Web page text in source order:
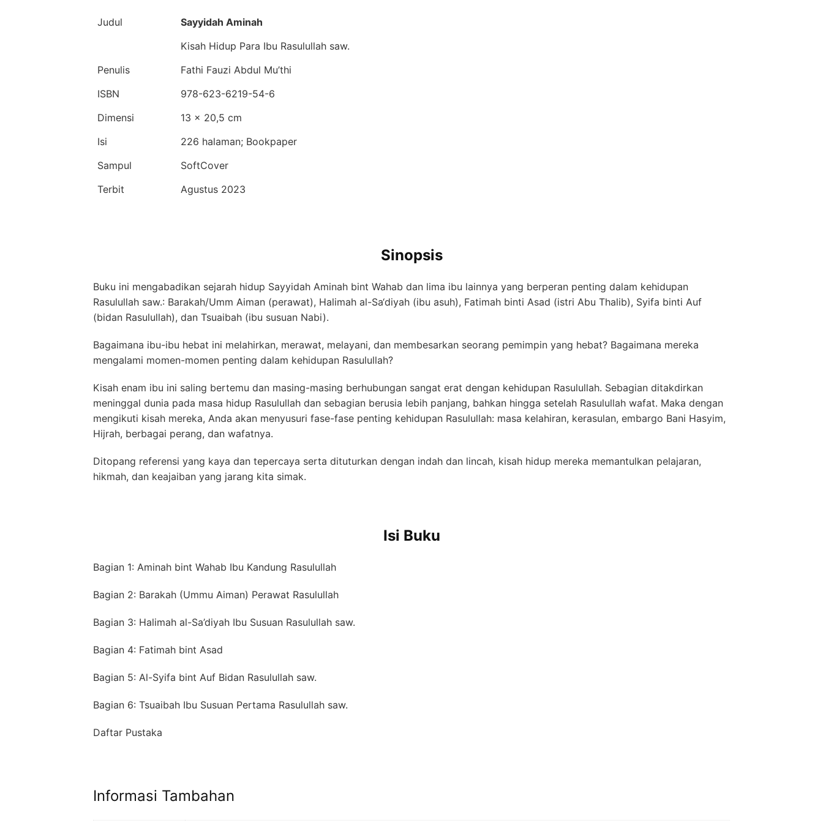
Judul
Sayyidah Aminah
Kisah Hidup Para Ibu Rasulullah saw.
Penulis
Fathi Fauzi Abdul Mu’thi
ISBN
978-623-6219-54-6
Dimensi
13 × 20,5 cm
Isi
226 halaman; Bookpaper
Sampul
SoftCover
Terbit
Agustus 2023
Sinopsis
Buku ini mengabadikan sejarah hidup Sayyidah Aminah bint Wahab dan lima ibu lainnya yang berperan penting dalam kehidupan
Rasulullah saw.: Barakah/Umm Aiman (perawat), Halimah al-Sa‘diyah (ibu asuh), Fatimah binti Asad (istri Abu Thalib), Syifa binti Auf
(bidan Rasulullah), dan Tsuaibah (ibu susuan Nabi).
Bagaimana ibu-ibu hebat ini melahirkan, merawat, melayani, dan membesarkan seorang pemimpin yang hebat? Bagaimana mereka
mengalami momen-momen penting dalam kehidupan Rasulullah?
Kisah enam ibu ini saling bertemu dan masing-masing berhubungan sangat erat dengan kehidupan Rasulullah. Sebagian ditakdirkan
meninggal dunia pada masa hidup Rasulullah dan sebagian berusia lebih panjang, bahkan hingga setelah Rasulullah wafat. Maka dengan
mengikuti kisah mereka, Anda akan menyusuri fase-fase penting kehidupan Rasulullah: masa kelahiran, kerasulan, embargo Bani Hasyim,
Hijrah, berbagai perang, dan wafatnya.
Ditopang referensi yang kaya dan tepercaya serta dituturkan dengan indah dan lincah, kisah hidup mereka memantulkan pelajaran,
hikmah, dan keajaiban yang jarang kita simak.
Isi Buku
Bagian 1: Aminah bint Wahab Ibu Kandung Rasulullah
Bagian 2: Barakah (Ummu Aiman) Perawat Rasulullah
Bagian 3: Halimah al-Sa’diyah Ibu Susuan Rasulullah saw.
Bagian 4: Fatimah bint Asad
Bagian 5: Al-Syifa bint Auf Bidan Rasulullah saw.
Bagian 6: Tsuaibah Ibu Susuan Pertama Rasulullah saw.
Daftar Pustaka
Informasi Tambahan